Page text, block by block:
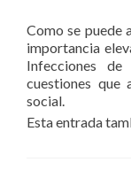
Como se puede
importancia
Infecciones
cuestiones que
social.
Esta entrada